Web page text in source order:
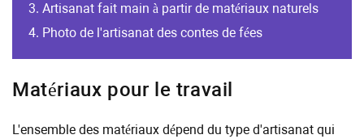
Artisanat fait main à partir de matériaux naturels
Photo de l'artisanat des contes de fées
Matériaux pour le travail
L'ensemble des matériaux dépend du type d'artisanat qui